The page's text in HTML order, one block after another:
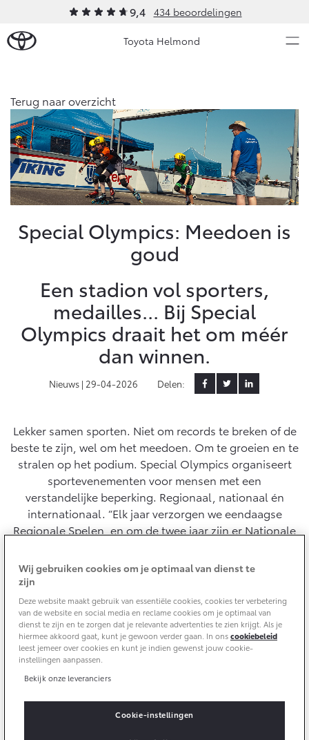
9,4 434 beoordelingen
Toyota Helmond
Ons bedrijf
Ons bedrijf
Contact en Route
Vacatures
Klantbeoordelingen
Modellen
Aygo X
HYBRIDE
Vanaf € 23.750,-
Yaris
HYBRIDE
Vanaf € 27.195,-
Yaris Cross
HYBRIDE
Vanaf € 31.895,-
Urban Cruiser
Vanaf € 32.995,-
Corolla Hatchback
Vanaf € 33.495,-
Corolla Touring Sports
HYBRIDE
Vanaf € 35.495,-
Corolla Cross
HYBRIDE
Toyota C-HR
Occasions
Service & Onderhoud
Werkplaatsafspraak
Onderhoud op Maat
Hybride Zekerheid Controle
Toyota handleidingen
Toyota Service Informatie (SIL)
Schade & Garantie
Toyota Pechhulp
Schade & Glasherstel
10 jaar Toyota garantie
10 jaar batterijgarantie
Toyota fabrieksgarantie
Diensten
Wat is Private Lease?
Private Lease voor ZZP
Financieren
Toyota Betaalplan
Thuislaadpakketten
Laadpas
Energie en slim laden
Verzekeren
Toyota Autoverzekering
Zakelijk
Toyota voor de zaak
Leaserijder
ZZP
Wagenparkbeheer
Leasen
Financial Lease
Operational Lease
Bedrijfswagens
Bedrijfswagens op maat
Financieren of leasen
Contact en Route
Schade melden
Plan een proefrit
Bekijk de verwachte modellen
Terug naar overzicht
Special Olympics: Meedoen is
goud
Een stadion vol sporters,
medailles... Bij Special
Olympics draait het om méér
dan winnen.
Nieuws | 29-04-2026 Delen:
Lekker samen sporten. Niet om records te breken of de
beste te zijn, wel om het meedoen. Om te groeien en te
stralen op het podium. Special Olympics organiseert
sportevenementen voor mensen met een
verstandelijke beperking. Regionaal, nationaal én
internationaal. “Elk jaar verzorgen we eendaagse
Regionale Spelen, en om de twee jaar zijn er Nationale
land een weekend lang meedoen”, vertelt Rachel
Richardson, directeur van Special Olympics Nederland.
Wij gebruiken cookies om je optimaal van dienst te
zijn
Deze website maakt gebruik van essentiële cookies, cookies ter verbetering
van de website en social media en reclame cookies om je optimaal van
dienst te zijn en te zorgen dat je relevante advertenties te zien krijgt. Als je
hiermee akkoord gaat, kunt je gewoon verder gaan. In onscookiebeleid
leest jemeer over cookies en kunt je indien gewenst jouw cookie-
instellingen aanpassen.
Bekijk onze leveranciers
Cookie-instellingen